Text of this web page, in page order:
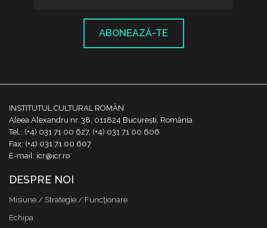
ABONEAZĂ-TE
INSTITUTUL CULTURAL ROMÂN
Aleea Alexandru nr. 38, 011824 București, România
Tel.: (+4) 031 71 00 627, (+4) 031 71 00 606
Fax: (+4) 031 71 00 607
E-mail: icr@icr.ro
DESPRE NOI
Misiune / Strategie / Funcţionare
Echipa